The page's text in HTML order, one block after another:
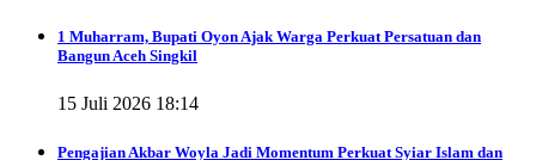
1 Muharram, Bupati Oyon Ajak Warga Perkuat Persatuan dan
Bangun Aceh Singkil
15 Juli 2026 18:14
Pengajian Akbar Woyla Jadi Momentum Perkuat Syiar Islam dan